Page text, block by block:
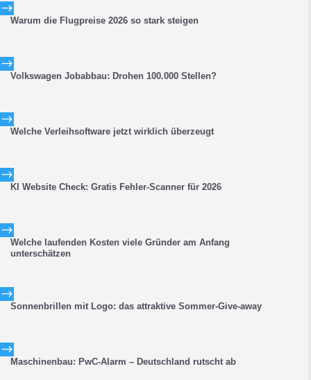
$
Warum die Flugpreise 2026 so stark steigen
$
Volkswagen Jobabbau: Drohen 100.000 Stellen?
$
Welche Verleihsoftware jetzt wirklich überzeugt
$
KI Website Check: Gratis Fehler-Scanner für 2026
$
Welche laufenden Kosten viele Gründer am Anfang
unterschätzen
$
Sonnenbrillen mit Logo: das attraktive Sommer-Give-away
$
Maschinenbau: PwC-Alarm – Deutschland rutscht ab